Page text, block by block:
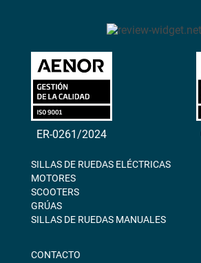
ER-0261/2024
SILLAS DE RUEDAS ELÉCTRICAS
MOTORES
SCOOTERS
GRÚAS
SILLAS DE RUEDAS MANUALES
CONTACTO